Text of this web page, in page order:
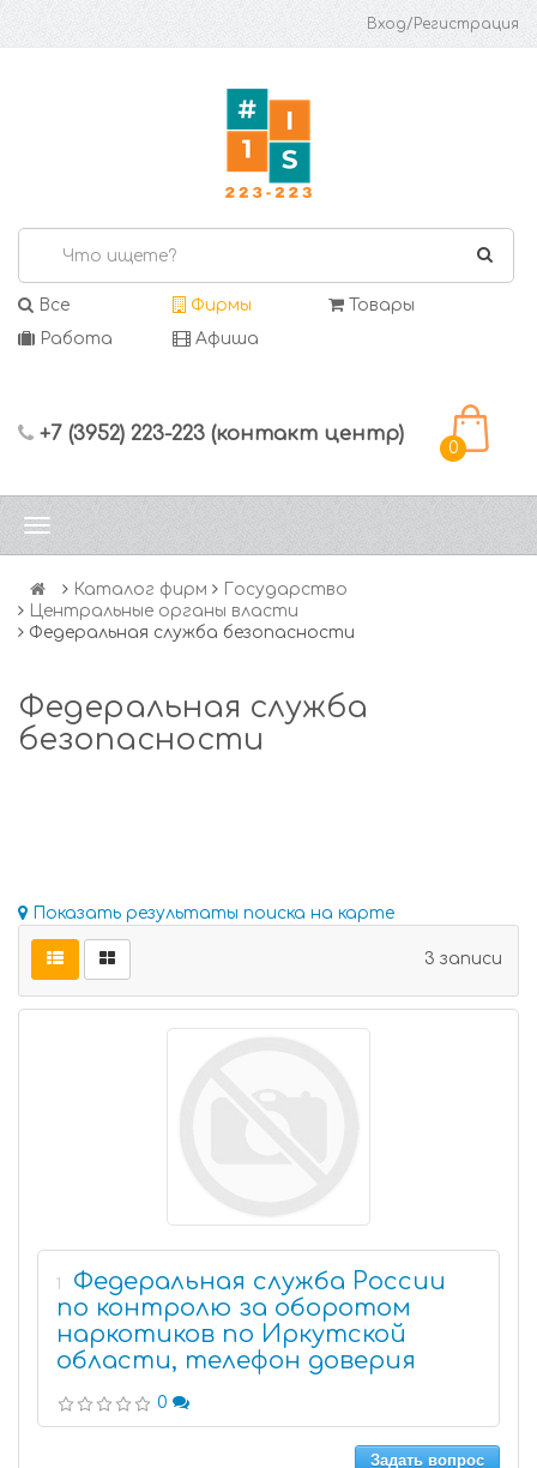
Вход/Регистрация
Все Фирмы
Товары
Работа
Афиша
+7 (3952) 223-223 (контакт центр)
0
Каталог фирм
Государство
Центральные органы власти
Федеральная служба безопасности
Федеральная служба
безопасности
Показать результаты поиска на карте
3 записи
1
Федеральная служба России
по контролю за оборотом
наркотиков по Иркутской
области, телефон доверия
0
Задать вопрос